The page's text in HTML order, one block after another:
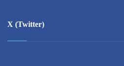
X (Twitter)